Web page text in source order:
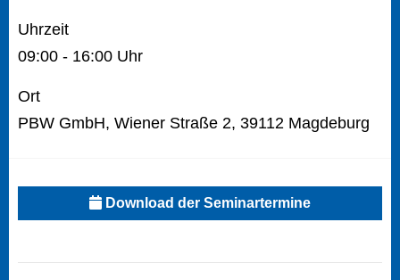
Uhrzeit
09:00 - 16:00 Uhr
Ort
PBW GmbH, Wiener Straße 2, 39112 Magdeburg
Download der Seminartermine